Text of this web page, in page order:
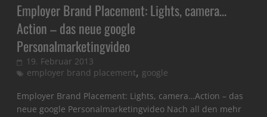
Employer Brand Placement: Lights, camera…
Action – das neue google
Personalmarketingvideo
19. Februar 2013
employer brand placement, google
Employer Brand Placement: Lights, camera…Action – das
neue google Personalmarketingvideo Nach all den mehr